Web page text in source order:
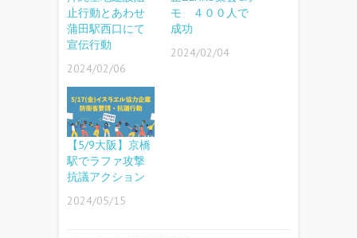
止行動とあわせ
蒲田駅西口にて
宣伝行動
2024/02/06
モ ４００人で
成功
2024/02/04
【5/9大阪】京橋
駅でラファ攻撃
抗議アクション
2024/05/15